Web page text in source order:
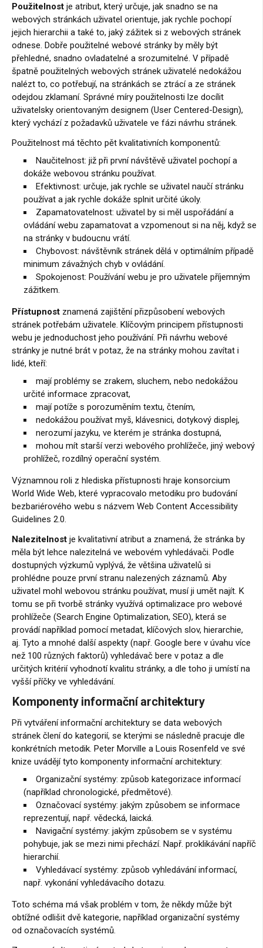
Použitelnost je atribut, který určuje, jak snadno se na
webových stránkách uživatel orientuje, jak rychle pochopí
jejich hierarchii a také to, jaký zážitek si z webových stránek
odnese. Dobře použitelné webové stránky by měly být
přehledné, snadno ovladatelné a srozumitelné. V případě
špatně použitelných webových stránek uživatelé nedokážou
nalézt to, co potřebují, na stránkách se ztrácí a ze stránek
odejdou zklamaní. Správné míry použitelnosti lze docílit
uživatelsky orientovaným designem (User Centered-Design),
který vychází z požadavků uživatele ve fázi návrhu stránek.
Použitelnost má těchto pět kvalitativních komponentů:
Naučitelnost: již při první návštěvě uživatel pochopí a
dokáže webovou stránku používat.
Efektivnost: určuje, jak rychle se uživatel naučí stránku
používat a jak rychle dokáže splnit určité úkoly.
Zapamatovatelnost: uživatel by si měl uspořádání a
ovládání webu zapamatovat a vzpomenout si na něj, když se
na stránky v budoucnu vrátí.
Chybovost: návštěvník stránek dělá v optimálním případě
minimum závažných chyb v ovládání.
Spokojenost: Používání webu je pro uživatele příjemným
zážitkem.
Přístupnost znamená zajištění přizpůsobení webových
stránek potřebám uživatele. Klíčovým principem přístupnosti
webu je jednoduchost jeho používání. Při návrhu webové
stránky je nutné brát v potaz, že na stránky mohou zavítat i
lidé, kteří:
mají problémy se zrakem, sluchem, nebo nedokážou
určité informace zpracovat,
mají potíže s porozuměním textu, čtením,
nedokážou používat myš, klávesnici, dotykový displej,
nerozumí jazyku, ve kterém je stránka dostupná,
mohou mít starší verzi webového prohlížeče, jiný webový
prohlížeč, rozdílný operační systém.
Významnou roli z hlediska přístupnosti hraje konsorcium
World Wide Web, které vypracovalo metodiku pro budování
bezbariérového webu s názvem Web Content Accessibility
Guidelines 2.0.
Nalezitelnost je kvalitativní atribut a znamená, že stránka by
měla být lehce nalezitelná ve webovém vyhledávači. Podle
dostupných výzkumů vyplývá, že většina uživatelů si
prohlédne pouze první stranu nalezených záznamů. Aby
uživatel mohl webovou stránku používat, musí ji umět najít. K
tomu se při tvorbě stránky využívá optimalizace pro webové
prohlížeče (Search Engine Optimalization, SEO), která se
provádí například pomocí metadat, klíčových slov, hierarchie,
aj. Tyto a mnohé další aspekty (např. Google bere v úvahu více
než 100 různých faktorů) vyhledávač bere v potaz a dle
určitých kritérií vyhodnotí kvalitu stránky, a dle toho ji umístí na
vyšší příčky ve vyhledávání.
Komponenty informační architektury
Při vytváření informační architektury se data webových
stránek člení do kategorií, se kterými se následně pracuje dle
konkrétních metodik. Peter Morville a Louis Rosenfeld ve své
knize uvádějí tyto komponenty informační architektury:
Organizační systémy: způsob kategorizace informací
(například chronologické, předmětové).
Označovací systémy: jakým způsobem se informace
reprezentují, např. vědecká, laická.
Navigační systémy: jakým způsobem se v systému
pohybuje, jak se mezi nimi přechází. Např. proklikávání napříč
hierarchií.
Vyhledávací systémy: způsob vyhledávání informací,
např. vykonání vyhledávacího dotazu.
Toto schéma má však problém v tom, že někdy může být
obtížné odlišit dvě kategorie, například organizační systémy
od označovacích systémů.